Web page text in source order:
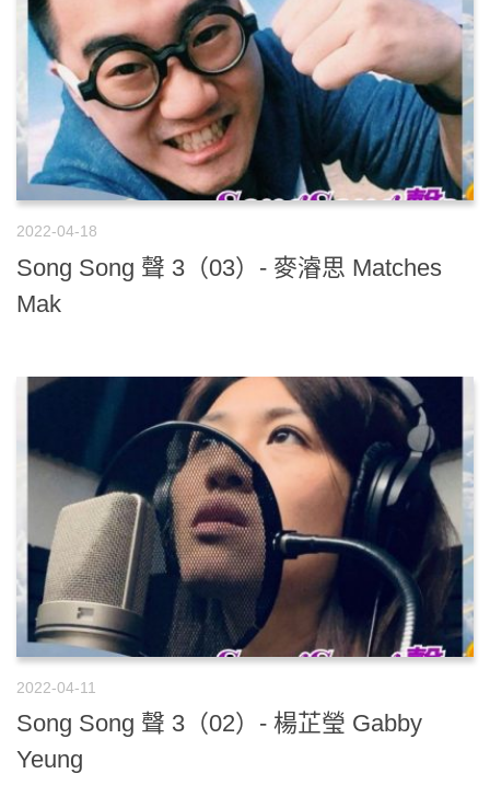
2022-04-18
Song Song 聲 3（03）- 麥濬思 Matches
Mak
2022-04-11
Song Song 聲 3（02）- 楊芷瑩 Gabby
Yeung